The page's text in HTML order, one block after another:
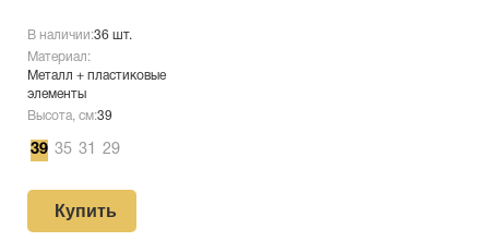
В наличии:36 шт.
Материал:
Металл + пластиковые
элементы
Высота, см:39
39 35 31 29
Купить